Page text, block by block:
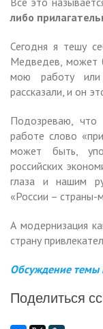
либо
Сегодня я тешу
Медведев, может
мою работу
рассказали, и он
Подозреваю, что
работе слово
может быть,
российских
глаза и нашим
«России – страны-
А модернизация
страну
Обсуждение темы
Поделиться